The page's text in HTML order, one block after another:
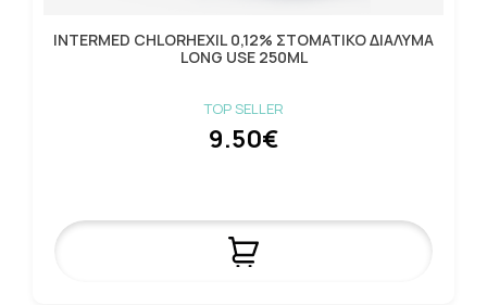
INTERMED CHLORHEXIL 0,12% ΣΤΟΜΑΤΙΚΟ ΔΙΑΛΥΜΑ
LONG USE 250ML
TOP SELLER
9.50€